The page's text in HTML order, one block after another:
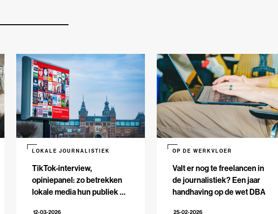
TikTok-interview,
opiniepanel: zo betrekken
lokale media hun publiek bij
LOKALE JOURNALISTIEK
12-03-2026
Valt er nog te freelancen in
de journalistiek? Een jaar
handhaving op de wet DBA
OP DE WERKVLOER
25-02-2026